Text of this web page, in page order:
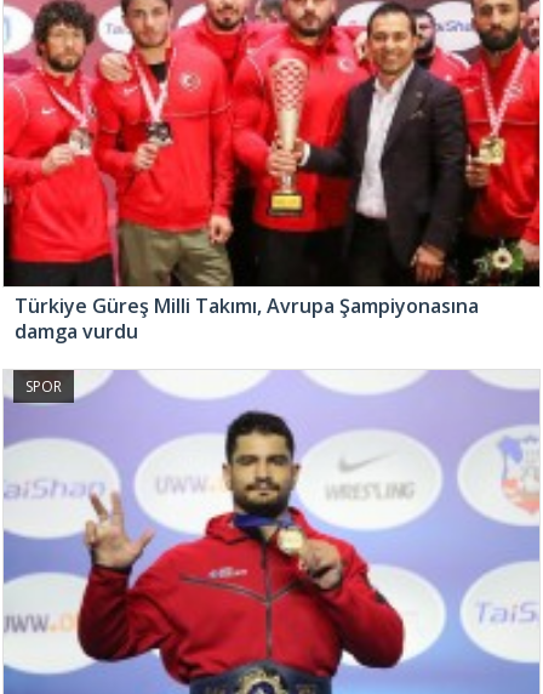
Türkiye Güreş Milli Takımı, Avrupa Şampiyonasına
damga vurdu
SPOR